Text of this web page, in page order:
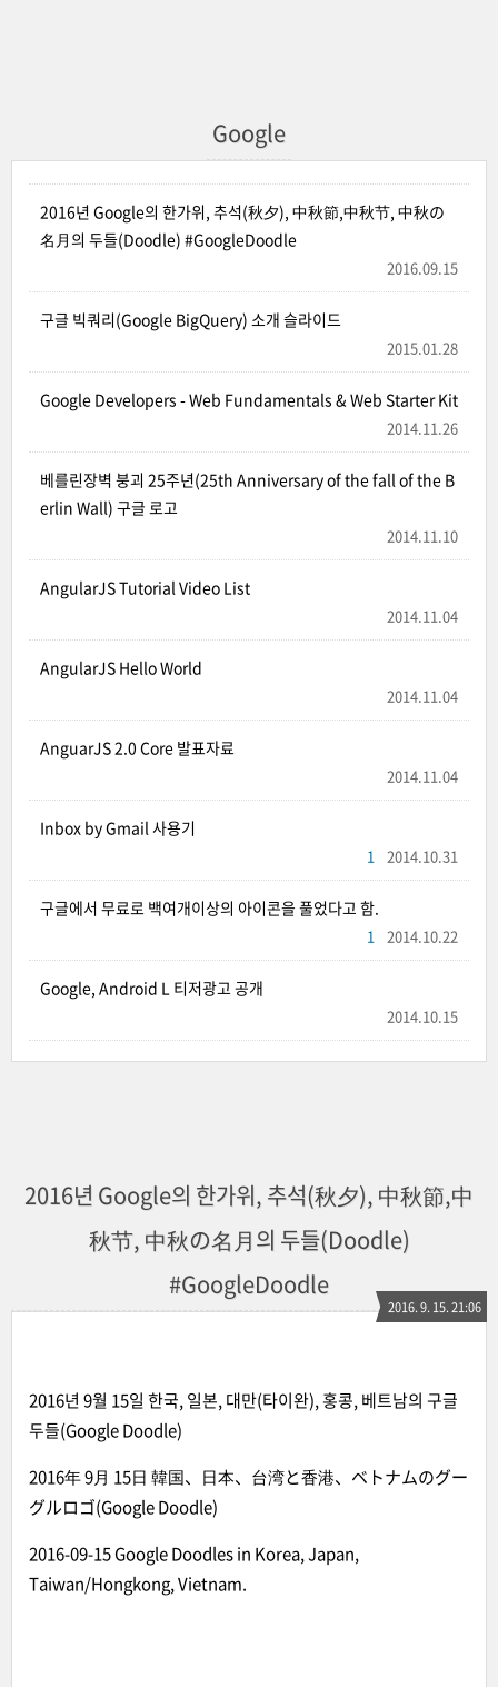
Google
2016년 Google의 한가위, 추석(秋夕), 中秋節,中秋节, 中秋の
名月의 두들(Doodle) #GoogleDoodle
2016.09.15
구글 빅쿼리(Google BigQuery) 소개 슬라이드
2015.01.28
Google Developers - Web Fundamentals & Web Starter Kit
2014.11.26
베를린장벽 붕괴 25주년(25th Anniversary of the fall of the B
erlin Wall) 구글 로고
2014.11.10
AngularJS Tutorial Video List
2014.11.04
AngularJS Hello World
2014.11.04
AnguarJS 2.0 Core 발표자료
2014.11.04
Inbox by Gmail 사용기
2014.10.31
1
구글에서 무료로 백여개이상의 아이콘을 풀었다고 함.
2014.10.22
1
Google, Android L 티저광고 공개
2014.10.15
2016년 Google의 한가위, 추석(秋夕), 中秋節,中
秋节, 中秋の名月의 두들(Doodle)
#GoogleDoodle
2016. 9. 15. 21:06
2016년 9월 15일 한국, 일본, 대만(타이완), 홍콩, 베트남의 구글
두들(Google Doodle)
2016年 9月 15日 韓国、日本、台湾と香港、ベトナムのグー
グルロゴ(Google Doodle)
2016-09-15 Google Doodles in Korea, Japan,
Taiwan/Hongkong, Vietnam.